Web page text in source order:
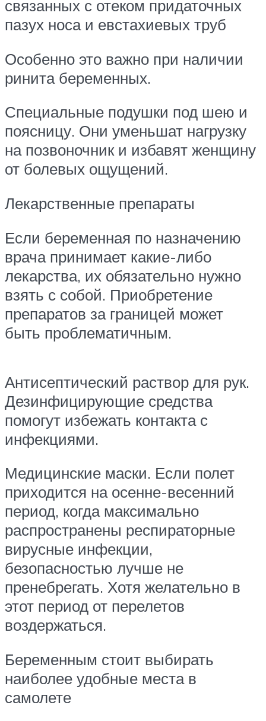
связанных с отеком придаточных
пазух носа и евстахиевых труб
Особенно это важно при наличии
ринита беременных.
Специальные подушки под шею и
поясницу. Они уменьшат нагрузку
на позвоночник и избавят женщину
от болевых ощущений.
Лекарственные препараты
Если беременная по назначению
врача принимает какие-либо
лекарства, их обязательно нужно
взять с собой. Приобретение
препаратов за границей может
быть проблематичным.
Антисептический раствор для рук.
Дезинфицирующие средства
помогут избежать контакта с
инфекциями.
Медицинские маски. Если полет
приходится на осенне-весенний
период, когда максимально
распространены респираторные
вирусные инфекции,
безопасностью лучше не
пренебрегать. Хотя желательно в
этот период от перелетов
воздержаться.
Беременным стоит выбирать
наиболее удобные места в
самолете